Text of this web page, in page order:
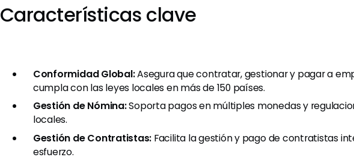
Características clave
Conformidad Global:Asegura que contratar, gestionar y pagar a
cumpla con las leyes locales en más de 150 países.
Gestión de Nómina:Soporta pagos en múltiples monedas y
locales.
Gestión de Contratistas: Facilita la gestión y pago de contratistas
esfuerzo.